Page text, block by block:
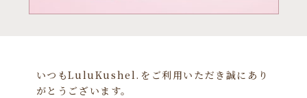
いつもLuluKushel.をご利用いただき誠にあり
がとうございます。